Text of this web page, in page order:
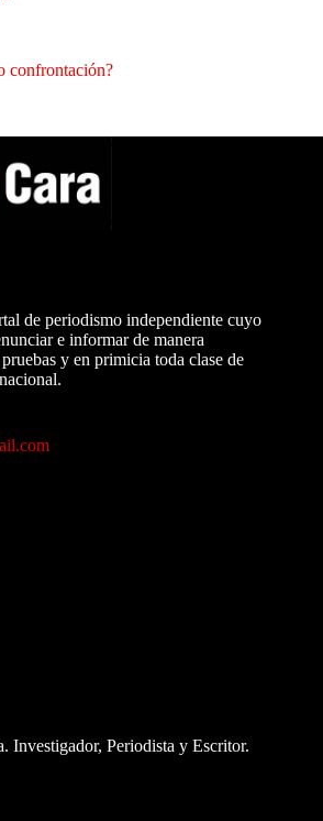
confrontación?
de periodismo independiente cuyo
e informar de manera
y en primicia toda clase de
Investigador, Periodista y Escritor.